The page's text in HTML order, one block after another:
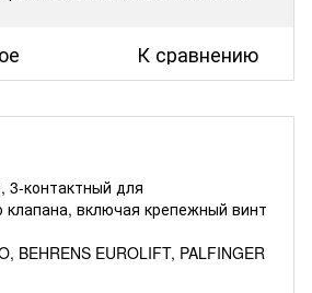
К сравнению
3-контактный для
клапана, включая крепежный винт
BEHRENS EUROLIFT, PALFINGER